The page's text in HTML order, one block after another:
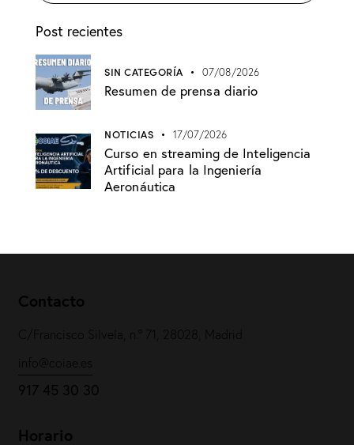
Post recientes
SIN CATEGORÍA 07/08/2026
Resumen de prensa diario
NOTICIAS 17/07/2026
Curso en streaming de Inteligencia
Artificial para la Ingeniería
Aeronáutica
Contacto
C/Francisco Silvela, n.º 71, 28028, Madrid
info@coiae.es
917 45 30 30
Horario